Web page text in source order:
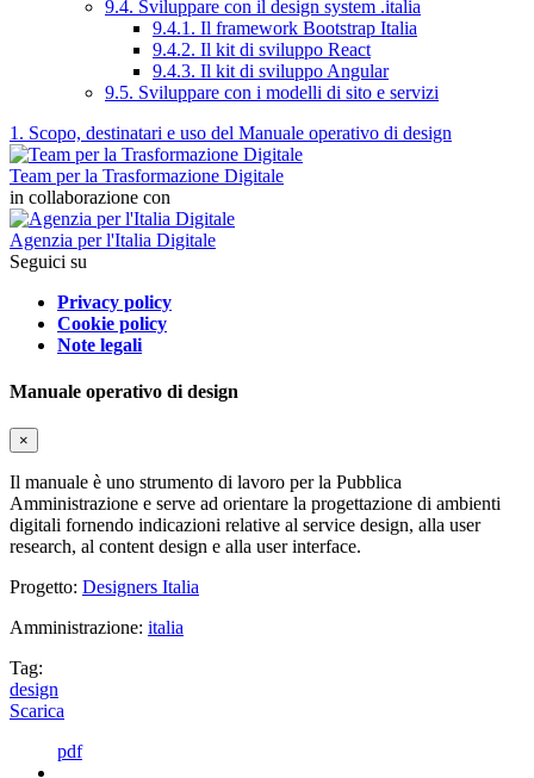
9.4. Sviluppare con il design system .italia
9.4.1. Il framework Bootstrap Italia
9.4.2. Il kit di sviluppo React
9.4.3. Il kit di sviluppo Angular
9.5. Sviluppare con i modelli di sito e servizi
1. Scopo, destinatari e uso del Manuale operativo di design
Team per la Trasformazione Digitale
in collaborazione con
Agenzia per l'Italia Digitale
Seguici su
Privacy policy
Cookie policy
Note legali
Manuale operativo di design
×
Il manuale è uno strumento di lavoro per la Pubblica
Amministrazione e serve ad orientare la progettazione di ambienti
digitali fornendo indicazioni relative al service design, alla user
research, al content design e alla user interface.
Progetto: Designers Italia
Amministrazione: italia
Tag:
design
Scarica
pdf